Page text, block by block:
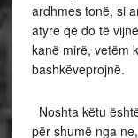
ardhmes tonë, si
atyre që do të
kanë mirë, vetëm
bashkëveprojnë.
Noshta këtu
për shumë nga